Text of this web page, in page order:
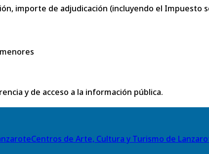
importe de adjudicación (incluyendo el Impuesto
y de acceso a la información pública.
Centros de Arte, Cultura y Turismo de